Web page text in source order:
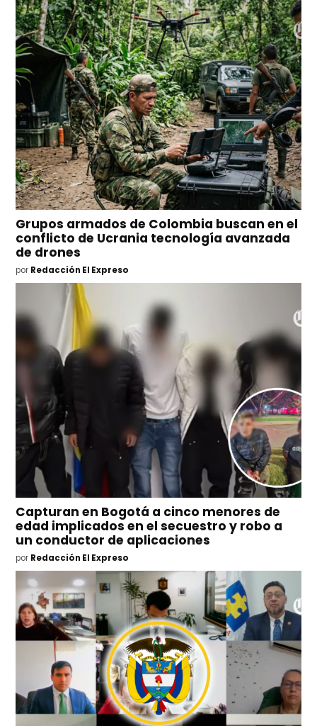
Grupos armados de Colombia buscan en el
conflicto de Ucrania tecnología avanzada
de drones
por Redacción El Expreso
Capturan en Bogotá a cinco menores de
edad implicados en el secuestro y robo a
un conductor de aplicaciones
por Redacción El Expreso